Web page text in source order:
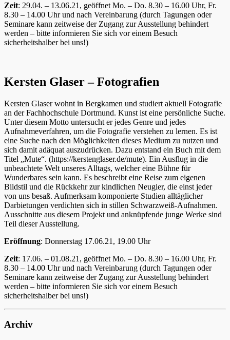
Zeit: 29.04. – 13.06.21, geöffnet Mo. – Do. 8.30 – 16.00 Uhr, Fr.
8.30 – 14.00 Uhr und nach Vereinbarung (durch Tagungen oder
Seminare kann zeitweise der Zugang zur Ausstellung behindert
werden – bitte informieren Sie sich vor einem Besuch
sicherheitshalber bei uns!)
Kersten Glaser – Fotografien
Kersten Glaser wohnt in Bergkamen und studiert aktuell Fotografie
an der Fachhochschule Dortmund. Kunst ist eine persönliche Suche.
Unter diesem Motto untersucht er jedes Genre und jedes
Aufnahmeverfahren, um die Fotografie verstehen zu lernen. Es ist
eine Suche nach den Möglichkeiten dieses Medium zu nutzen und
sich damit adäquat auszudrücken. Dazu entstand ein Buch mit dem
Titel „Mute“. (https://kerstenglaser.de/mute). Ein Ausflug in die
unbeachtete Welt unseres Alltags, welcher eine Bühne für
Wunderbares sein kann. Es beschreibt eine Reise zum eigenen
Bildstil und die Rückkehr zur kindlichen Neugier, die einst jeder
von uns besaß. Aufmerksam komponierte Studien alltäglicher
Darbietungen verdichten sich in stillen Schwarzweiß-Aufnahmen.
Ausschnitte aus diesem Projekt und anknüpfende junge Werke sind
Teil dieser Ausstellung.
Eröffnung: Donnerstag 17.06.21, 19.00 Uhr
Zeit: 17.06. – 01.08.21, geöffnet Mo. – Do. 8.30 – 16.00 Uhr, Fr.
8.30 – 14.00 Uhr und nach Vereinbarung (durch Tagungen oder
Seminare kann zeitweise der Zugang zur Ausstellung behindert
werden – bitte informieren Sie sich vor einem Besuch
sicherheitshalber bei uns!)
Archiv